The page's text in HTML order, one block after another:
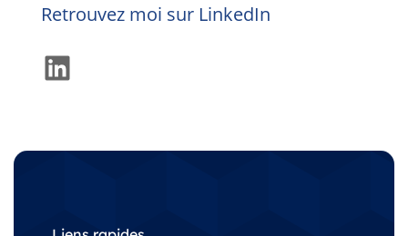
Retrouvez moi sur LinkedIn
LinkedIn